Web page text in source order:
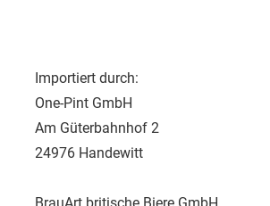
Importiert durch:
One-Pint GmbH
Am Güterbahnhof 2
24976 Handewitt